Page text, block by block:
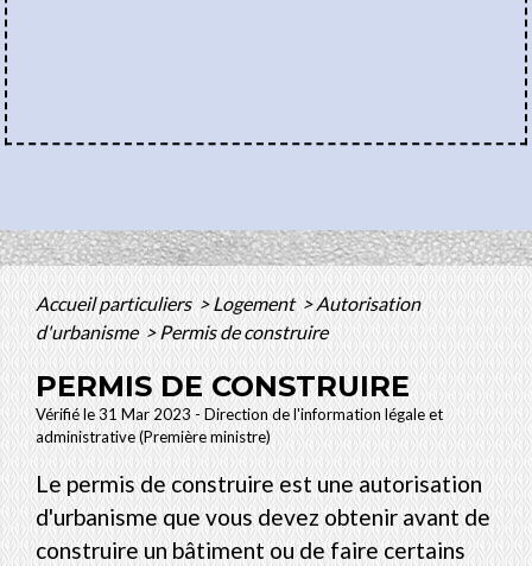
Accueil particuliers> Logement> Autorisation
d'urbanisme > Permis de construire
PERMIS DE CONSTRUIRE
Vérifié le 31 Mar 2023 - Direction de l'information légale et
administrative (Première ministre)
Le permis de construire est une autorisation
d'urbanisme que vous devez obtenir avant de
construire un bâtiment ou de faire certains